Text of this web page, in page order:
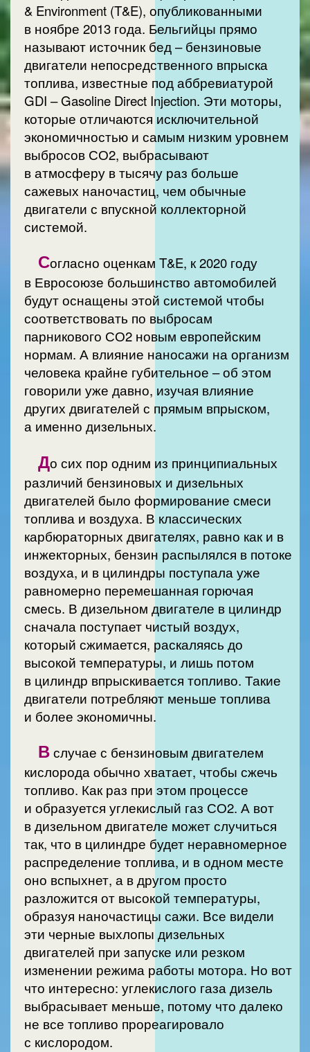
& Environment (T&E), опубликованными
в ноябре 2013 года. Бельгийцы прямо
называют источник бед – бензиновые
двигатели непосредственного впрыска
топлива, известные под аббревиатурой
GDI – Gasoline Direct Injection. Эти моторы,
которые отличаются исключительной
экономичностью и самым низким уровнем
выбросов СО2, выбрасывают
в атмосферу в тысячу раз больше
сажевых наночастиц, чем обычные
двигатели с впускной коллекторной
системой.
Согласно оценкам T&E, к 2020 году
в Евросоюзе большинство автомобилей
будут оснащены этой системой чтобы
соответствовать по выбросам
парникового СО2 новым европейским
нормам. А влияние наносажи на организм
человека крайне губительное – об этом
говорили уже давно, изучая влияние
других двигателей с прямым впрыском,
а именно дизельных.
До сих пор одним из принципиальных
различий бензиновых и дизельных
двигателей было формирование смеси
топлива и воздуха. В классических
карбюраторных двигателях, равно как и в
инжекторных, бензин распылялся в потоке
воздуха, и в цилиндры поступала уже
равномерно перемешанная горючая
смесь. В дизельном двигателе в цилиндр
сначала поступает чистый воздух,
который сжимается, раскаляясь до
высокой температуры, и лишь потом
в цилиндр впрыскивается топливо. Такие
двигатели потребляют меньше топлива
и более экономичны.
Вслучае с бензиновым двигателем
кислорода обычно хватает, чтобы сжечь
топливо. Как раз при этом процессе
и образуется углекислый газ СО2. А вот
в дизельном двигателе может случиться
так, что в цилиндре будет неравномерное
распределение топлива, и в одном месте
оно вспыхнет, а в другом просто
разложится от высокой температуры,
образуя наночастицы сажи. Все видели
эти черные выхлопы дизельных
двигателей при запуске или резком
изменении режима работы мотора. Но вот
что интересно: углекислого газа дизель
выбрасывает меньше, потому что далеко
не все топливо прореагировало
с кислородом.